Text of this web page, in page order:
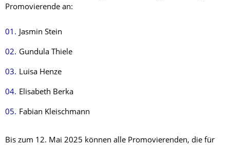
Promovierende an:
Jasmin Stein
Gundula Thiele
Luisa Henze
Elisabeth Berka
Fabian Kleischmann
Bis zum 12. Mai 2025 können alle Promovierenden, die für